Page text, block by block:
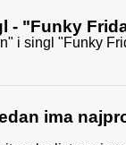
- "Funky
i singl "Funky
ima